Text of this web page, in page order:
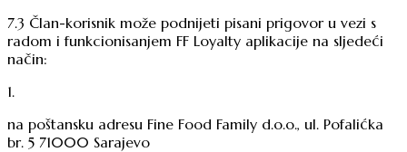
7.3 Član-korisnik može podnijeti pisani prigovor u vezi s
radom i funkcionisanjem FF Loyalty aplikacije na sljedeći
način:
1.
na poštansku adresu Fine Food Family d.o.o., ul. Pofalićka
br. 5 71000 Sarajevo